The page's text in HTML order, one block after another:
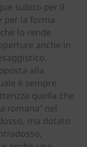
subito per il
per la forma
lo rende
anche in
alla
è sempre
quella che
romana” nel
ma dotato